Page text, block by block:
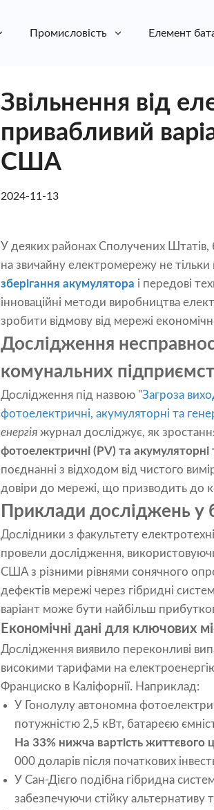
Промисловість Елемент
Звільнення від
привабливий
США
2024-11-13
У деяких районах Сполучених
на звичайну електромережу не
зберігання акумулятора і передові
інноваційні методи виробництва
зробити відмову від мережі
Дослідження
комунальних
Дослідження під назвою "Загроза
фотоелектричні, акумуляторні та
енергія журнал досліджує, як
фотоелектричні (PV) та акумуляторні
поєднанні з відходом від чистого
довіри до мережі, що призводить до
Приклади досліджень у
Дослідники з факультету
провели дослідження,
США з різними рівнями сонячного
дефектів мережі через гібридні
варіант може бути найбільш
Економічні дані для ключових
Дослідження виявило переконливі
високими тарифами на
Франциско в Каліфорнії. Наприклад:
У Гонолулу автономна
потужністю 2,5 кВт, батареєю
На 33% нижча вартість життєвого
000 доларів після початкових
У Сан-Дієго подібна гібридна
забезпечуючи стійку альтернативу